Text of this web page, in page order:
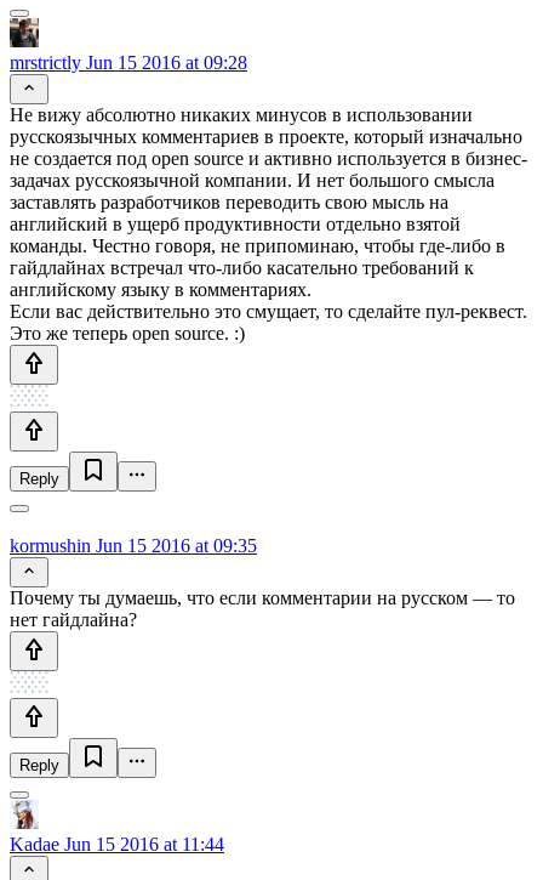
mrstrictly Jun 15 2016 at 09:28
Не вижу абсолютно никаких минусов в использовании
русскоязычных комментариев в проекте, который изначально
не создается под open source и активно используется в бизнес-
задачах русскоязычной компании. И нет большого смысла
заставлять разработчиков переводить свою мысль на
английский в ущерб продуктивности отдельно взятой
команды. Честно говоря, не припоминаю, чтобы где-либо в
гайдлайнах встречал что-либо касательно требований к
английскому языку в комментариях.
Если вас действительно это смущает, то сделайте пул-реквест.
Это же теперь open source. :)
Reply
kormushin Jun 15 2016 at 09:35
Почему ты думаешь, что если комментарии на русском — то
нет гайдлайна?
Reply
Kadae Jun 15 2016 at 11:44